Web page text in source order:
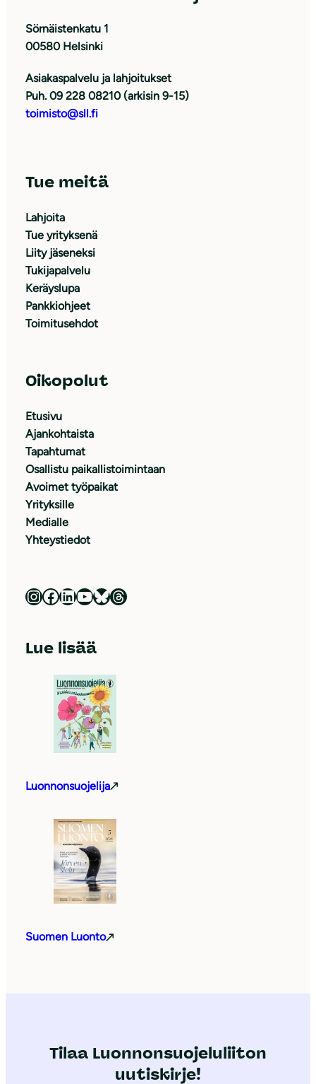
Sörnäistenkatu 1
00580 Helsinki
Asiakaspalvelu ja lahjoitukset
Puh. 09 228 08210 (arkisin 9-15)
toimisto@sll.fi
Tue meitä
Lahjoita
Tue yrityksenä
Liity jäseneksi
Tukijapalvelu
Keräyslupa
Pankkiohjeet
Toimitusehdot
Oikopolut
Etusivu
Ajankohtaista
Tapahtumat
Osallistu paikallistoimintaan
Avoimet työpaikat
Yrityksille
Medialle
Yhteystiedot
Luonnonsuojeluliitto Instagramissa Luonnonsuojeluliitto Facebookissa Luonnonsuojeluliitto LinkedInissä Luonnonsuojeluliiton YouTube-kanava Luonnonsuojeluliitto Blueskyssa Luonnonsuojeluliitto Threadsissa
Lue lisää
Luonnonsuojelija
Suomen Luonto
Tilaa Luonnonsuojeluliiton
uutiskirje!